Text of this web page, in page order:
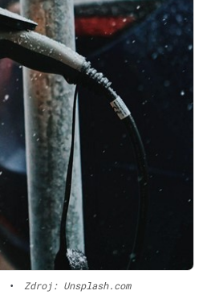
• Zdroj: Unsplash.com